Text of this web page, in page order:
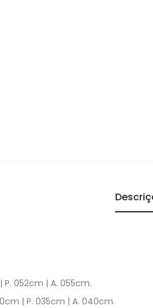
052cm | A. 055cm.
| P. 035cm | A. 040cm.